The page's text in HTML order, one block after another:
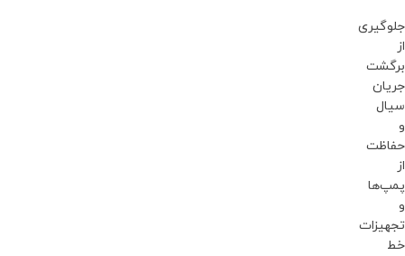
جلوگیری
از
برگشت
جریان
سیال
و
حفاظت
از
پمپ‌ها
و
تجهیزات
خط